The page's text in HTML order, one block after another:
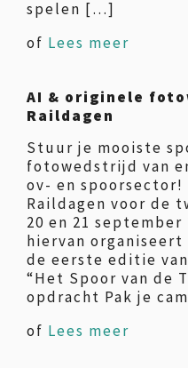
spelen […]
of Lees meer
AI & originele
Raildagen
Stuur je mooiste
fotowedstrijd van
ov- en
Raildagen voor de
20 en 21
hiervan organiseert
de eerste editie
“Het Spoor van de
opdracht Pak je
of Lees meer